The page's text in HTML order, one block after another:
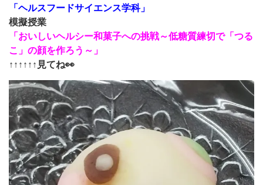
「ヘルスフードサイエンス学科」
模擬授業
「おいしいヘルシー和菓子への挑戦～低糖質練切で「つる
こ」の顔を作ろう～」
↑↑↑↑↑↑見てね👀